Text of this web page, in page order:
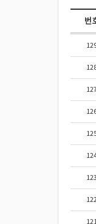
번
123